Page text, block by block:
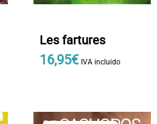
Les fartures
16,95€ IVA incluido